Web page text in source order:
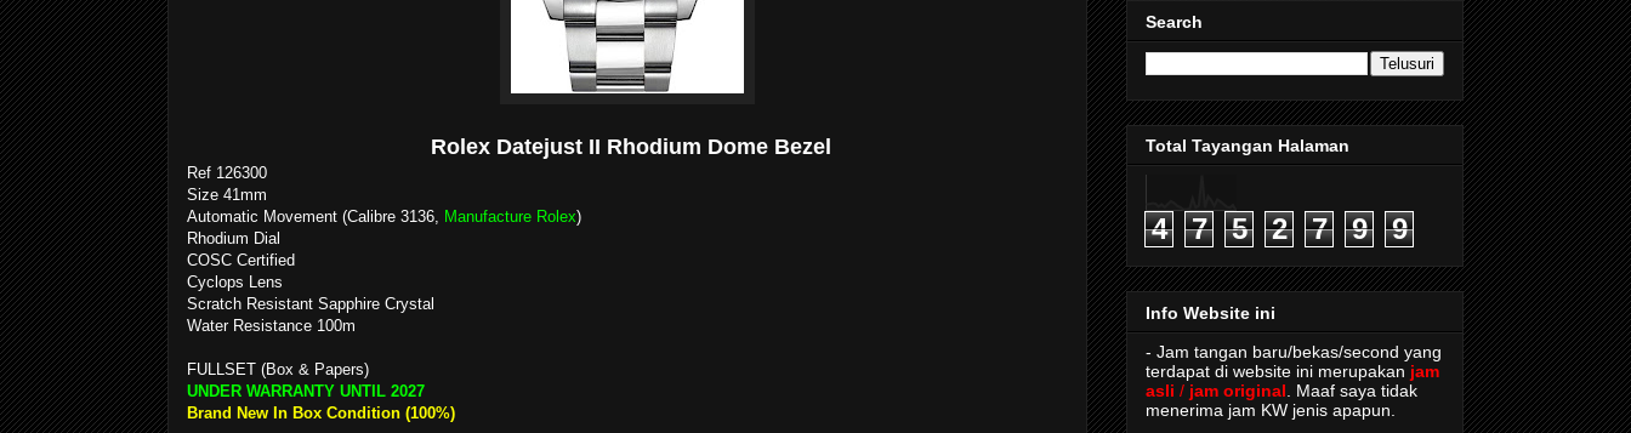
Rolex Datejust II Rhodium Dome Bezel
Ref 126300
Size 41mm
Automatic Movement (Calibre 3136, Manufacture Rolex)
Rhodium Dial
COSC Certified
Cyclops Lens
Scratch Resistant Sapphire Crystal
Water Resistance 100m
FULLSET (Box & Papers)
UNDER WARRANTY UNTIL 2027
Brand New In Box Condition (100%)
Search
Total Tayangan Halaman
4 7 5 2 7 9 9
Info Website ini
- Jam tangan baru/bekas/second yang
terdapat di website ini merupakan jam
asli / jam original . Maaf saya tidak
menerima jam KW jenis apapun.